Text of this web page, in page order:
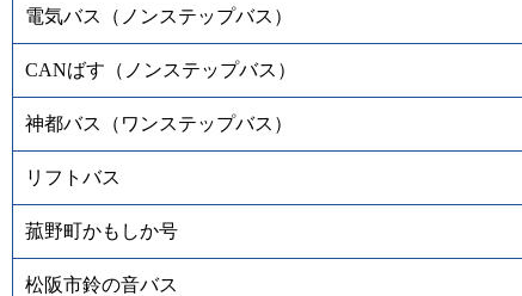
電気バス（ノンステップバス）
CANばす（ノンステップバス）
神都バス（ワンステップバス）
リフトバス
菰野町かもしか号
松阪市鈴の音バス